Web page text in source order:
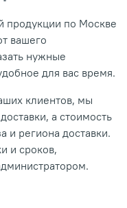
продукции по Москве
вашего
нужные
для вас время.
клиентов, мы
а стоимость
и региона доставки.
и сроков,